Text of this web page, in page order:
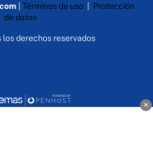
Términos de uso| Protección
de datos
los derechos reservados
×